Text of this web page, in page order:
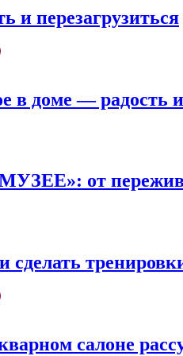
и перезагрузиться
в доме — радость и
от
сделать
салоне